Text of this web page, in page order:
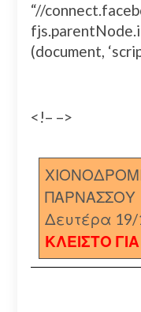
“//
(document,
<!– –>
ΠΑΡΝΑΣΣΟΥ
Δευτέρα 19/
ΚΛΕΙΣΤΟ